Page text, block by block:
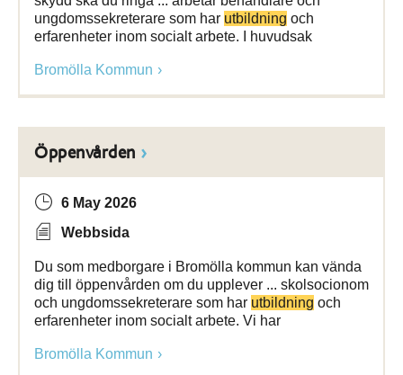
ungdomssekreterare som har utbildning och
erfarenheter inom socialt arbete. I huvudsak
Bromölla Kommun
Öppenvården
6 May 2026
Webbsida
Du som medborgare i Bromölla kommun kan vända
dig till öppenvården om du upplever ... skolsocionom
och ungdomssekreterare som har utbildning och
erfarenheter inom socialt arbete. Vi har
Bromölla Kommun